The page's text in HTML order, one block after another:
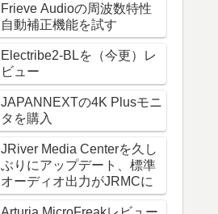
Frieve Audioの周波数特性
自動補正機能を試す
Electribe2-BLを（今更）レ
ビュー
JAPANNEXTの4K Plusモニ
タを購入
JRiver Media Centerを久し
ぶりにアップデート、標準
オーディオ出力がJRMCに